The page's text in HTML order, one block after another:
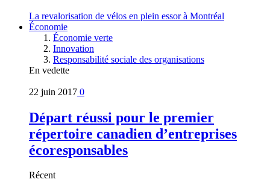
La revalorisation de vélos en plein essor à Montréal
Économie
Économie verte
Innovation
Responsabilité sociale des organisations
En vedette
22 juin 2017 0
Départ réussi pour le premier
répertoire canadien d’entreprises
écoresponsables
Récent